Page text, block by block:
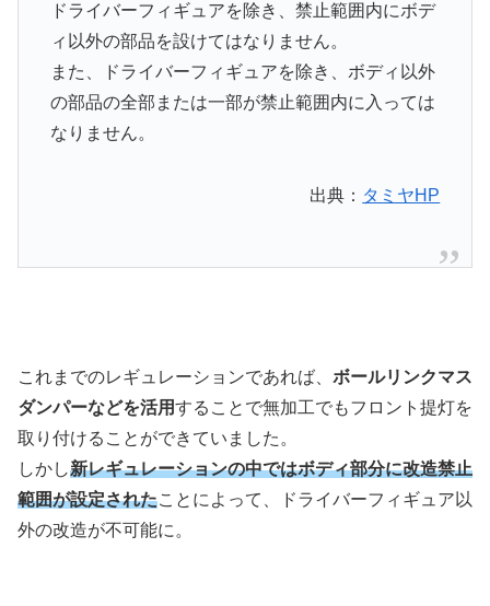
ドライバーフィギュアを除き、禁止範囲内にボデ
ィ以外の部品を設けてはなりません。
また、ドライバーフィギュアを除き、ボディ以外
の部品の全部または一部が禁止範囲内に入っては
なりません。
出典： タミヤHP
これまでのレギュレーションであれば、 ボールリンクマス
ダンパーなどを活用することで無加工でもフロント提灯を
取り付けることができていました。
しかし新レギュレーションの中ではボディ部分に改造禁止
範囲が設定されたことによって、ドライバーフィギュア以
外の改造が不可能に。